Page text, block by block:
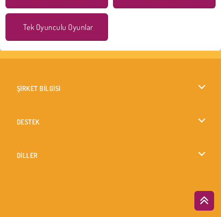
Tek Oyunculu Oyunlar
ŞİRKET BİLGİSİ
DESTEK
DİLLER